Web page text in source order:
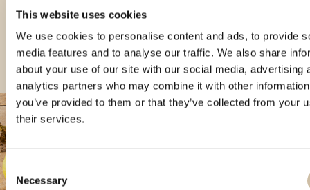
This website uses cookies
We use cookies to personalise content and ads, to provide
media features and to analyse our traffic. We also share
about your use of our site with our social media, advertising
analytics partners who may combine it with other
you’ve provided to them or that they’ve collected from your
their services.
Consent
Selection
Necessary